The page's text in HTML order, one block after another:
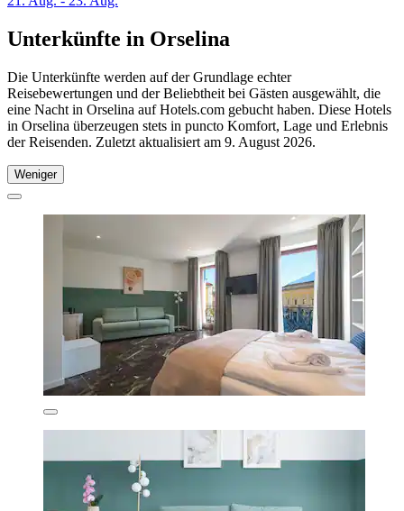
Unterkünfte in Orselina
Die Unterkünfte werden auf der Grundlage echter
Reisebewertungen und der Beliebtheit bei Gästen ausgewählt, die
eine Nacht in Orselina auf Hotels.com gebucht haben. Diese Hotels
in Orselina überzeugen stets in puncto Komfort, Lage und Erlebnis
der Reisenden. Zuletzt aktualisiert am 9. August 2026.
Weniger